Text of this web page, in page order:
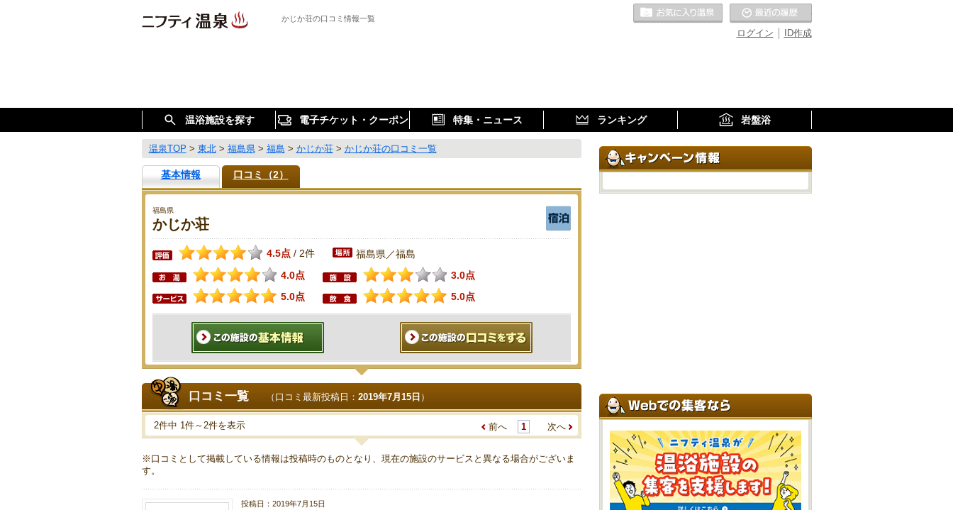
かじか荘の口コミ情報一覧
ID作成
ログイン
お気に入りの温泉
温浴施設を探す 電子チケット・クーポン 特集・ニュース ランキング 岩盤浴
温泉TOP > 東北> 福島県> 福島 > かじか荘> かじか荘の口コミ一覧
基本情報 口コミ（2）
福島県
かじか荘
4.5点 / 2件 福島県／福島
4.0点
3.0点
5.0点
5.0点
口コミ一覧 （口コミ最新投稿日： 2019年7月15日 ）
2件中 1件～2件を表示 前へ 1 次へ
※口コミとして掲載している情報は投稿時のものとなり、現在の施設のサービスと異なる場合がございま
す。
投稿日：2019年7月15日